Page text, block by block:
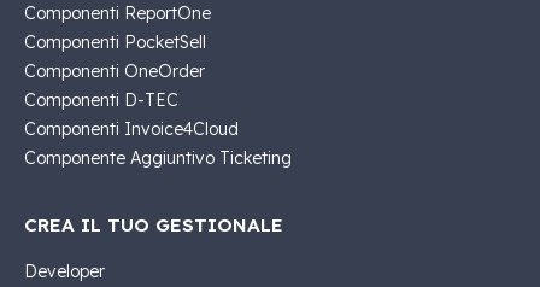
Componenti ReportOne
Componenti PocketSell
Componenti OneOrder
Componenti D-TEC
Componenti Invoice4Cloud
Componente Aggiuntivo Ticketing
CREA IL TUO GESTIONALE
Developer